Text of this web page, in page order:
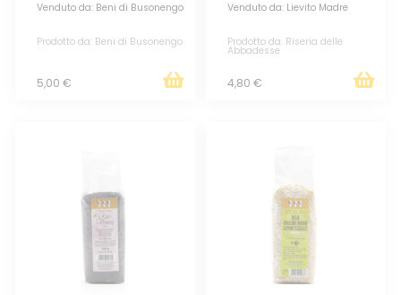
Venduto da: Beni di Busonengo
Prodotto da: Beni di Busonengo
5,00 €
Venduto da: Lievito Madre
Prodotto da: Riseria delle
Abbadesse
4,80 €